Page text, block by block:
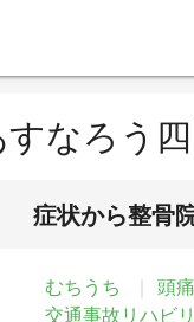
すなろう
症状から整骨
むちうち 頭痛
交通事故リハビリ